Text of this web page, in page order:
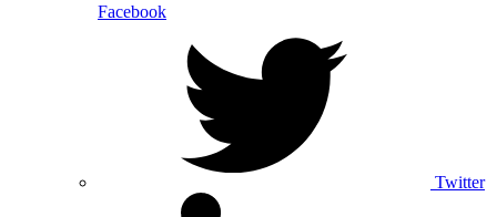
Facebook
Twitter